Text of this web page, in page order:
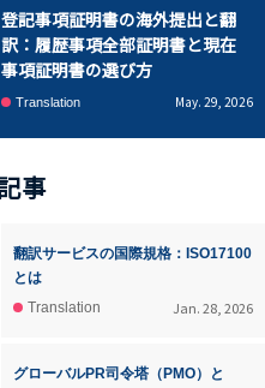
登記事項証明書の海外提出と翻
訳：履歴事項全部証明書と現在
事項証明書の選び方
Translation May. 29, 2026
事
翻訳サービスの国際規格：ISO17100
とは
Translation
Jan. 28, 2026
グローバルPR司令塔（PMO）と